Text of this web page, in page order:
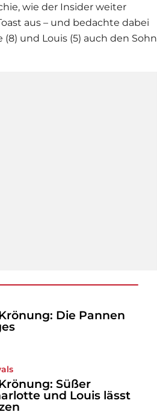
wie der Insider weiter
aus – und bedachte dabei
und Louis (5) auch den Sohn
Die Pannen
Süßer
und Louis lässt